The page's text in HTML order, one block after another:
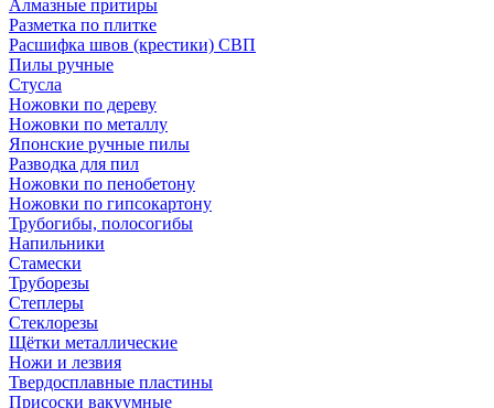
Алмазные притиры
Разметка по плитке
Расшифка швов (крестики) СВП
Пилы ручные
Стусла
Ножовки по дереву
Ножовки по металлу
Японские ручные пилы
Разводка для пил
Ножовки по пенобетону
Ножовки по гипсокартону
Трубогибы, полосогибы
Напильники
Стамески
Труборезы
Степлеры
Стеклорезы
Щётки металлические
Ножи и лезвия
Твердосплавные пластины
Присоски вакуумные